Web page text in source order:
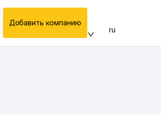
Добавить компанию
ru